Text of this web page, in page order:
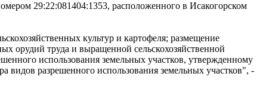
29:22:081404:1353, расположенного в Исакогорском
культур и картофеля; размещение
орудий труда и выращенной сельскохозяйственной
использования земельных участков, утвержденному
разрешенного использования земельных участков", -